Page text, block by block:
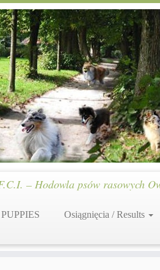
– Hodowla psów rasowych
Osiągnięcia / Results